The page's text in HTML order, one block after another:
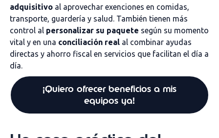
adquisitivo al aprovechar exenciones en comidas,
transporte, guardería y salud. También tienen más
control al personalizar su paquete según su momento
vital y en una conciliación real al combinar ayudas
directas y ahorro fiscal en servicios que facilitan el día a
día.
¡Quiero ofrecer beneficios a mis
equipos ya!